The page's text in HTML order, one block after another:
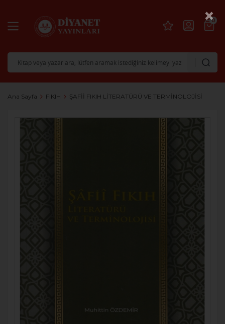
0
Ana Sayfa FIKIH ŞAFİİ FIKIH LİTERATÜRÜ VE TERMİNOLOJİSİ
×